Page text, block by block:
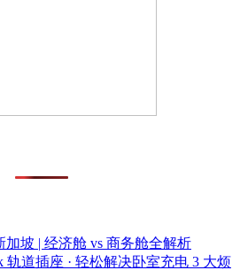
坡 | 经济舱 vs 商务舱全解析
轨道插座 · 轻松解决卧室充电 3 大烦